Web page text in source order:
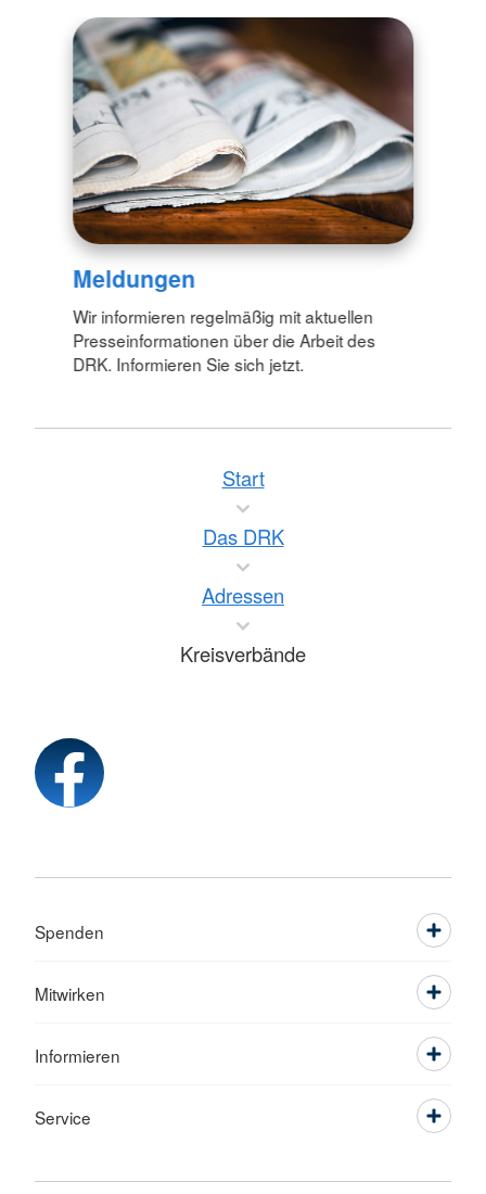
Meldungen
Wir informieren regelmäßig mit aktuellen
Presseinformationen über die Arbeit des
DRK. Informieren Sie sich jetzt.
Start
Das DRK
Adressen
Kreisverbände
Spenden
Mitwirken
Informieren
Service